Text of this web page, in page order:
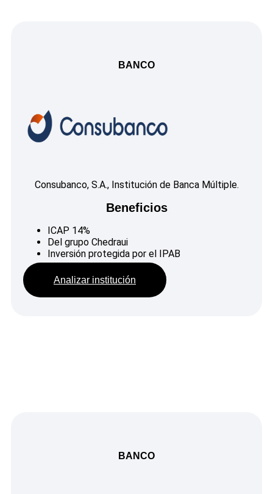
BANCO
Consubanco, S.A., Institución de Banca Múltiple.
Beneficios
ICAP 14%
Del grupo Chedraui
Inversión protegida por el IPAB
Analizar institución
BANCO